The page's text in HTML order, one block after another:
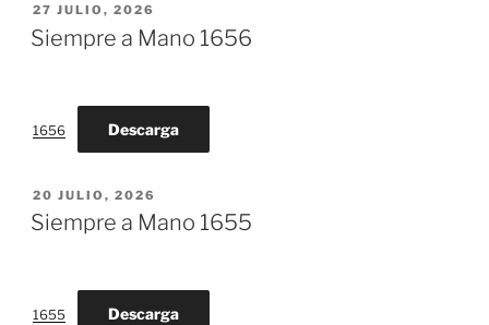
PUBLICADO
EL
27 JULIO, 2026
Siempre a Mano 1656
1656 Descarga
PUBLICADO
EL
20 JULIO, 2026
Siempre a Mano 1655
1655 Descarga